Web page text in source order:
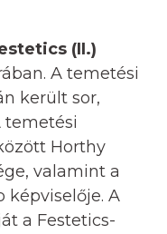
(II.)
A temetési
került sor,
temetési
Horthy
valamint a
képviselője. A
a Festetics-